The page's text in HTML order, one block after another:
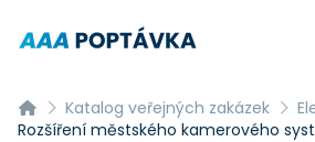
Katalog veřejných zakázek
Rozšíření městského kamerového